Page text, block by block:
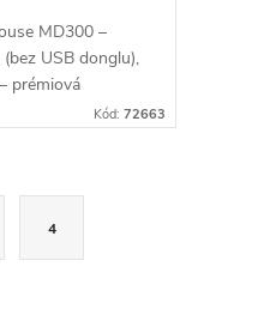
MD300 –
USB donglu),
prémiová
Kód: 72663
4